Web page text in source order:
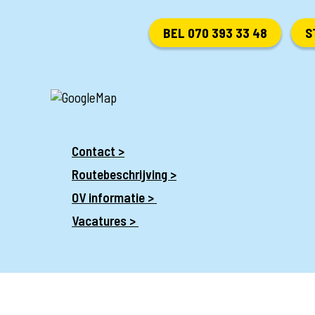
BEL 070 393 33 48
Contact >
Routebeschrijving >
OV informatie >
Vacatures >